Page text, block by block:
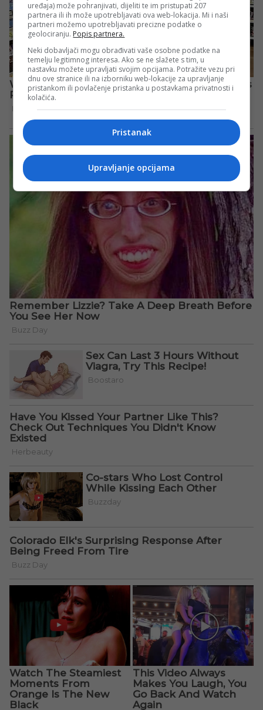
uređaja) može pohranjivati, dijeliti te im pristupati 207
partnera ili ih može upotrebljavati ova web-lokacija. Mi i naši
partneri možemo upotrebljavati precizne podatke o
geolociranju. Popis partnera.
Neki dobavljači mogu obrađivati vaše osobne podatke na
temelju legitimnog interesa. Ako se ne slažete s tim, u
nastavku možete upravljati svojim opcijama. Potražite vezu pri
dnu ove stranice ili na izborniku web-lokacije za upravljanje
pristankom ili povlačenje pristanka u postavkama privatnosti i
kolačića.
Pristanak
Upravljanje opcijama